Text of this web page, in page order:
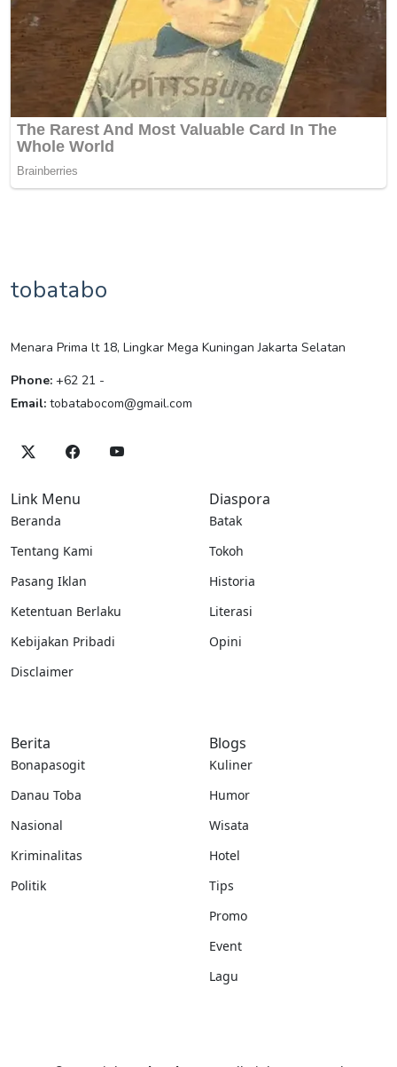
tobatabo
Menara Prima lt 18, Lingkar Mega Kuningan Jakarta Selatan
Phone: +62 21 -
Email: tobatabocom@gmail.com
Link Menu
Beranda
Tentang Kami
Pasang Iklan
Ketentuan Berlaku
Kebijakan Pribadi
Disclaimer
Diaspora
Batak
Tokoh
Historia
Literasi
Opini
Berita
Bonapasogit
Danau Toba
Nasional
Kriminalitas
Politik
Blogs
Kuliner
Humor
Wisata
Hotel
Tips
Promo
Event
Lagu